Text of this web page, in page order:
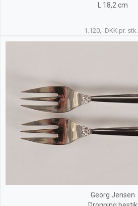
L 18,2 cm
1.120,- DKK pr. stk.
Georg Jensen